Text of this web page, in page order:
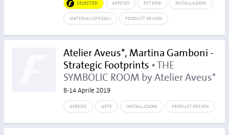
SELECTED ARREDO ESTERNI INSTALLAZIONI
MATERIALI SPECIALI PRODUCT DESIGN
Atelier Aveus*, Martina Gamboni -
Strategic Footprints • THE
SYMBOLIC ROOM by Atelier Aveus*
8-14 Aprile 2019
ARREDO ARTE INSTALLAZIONI PRODUCT DESIGN